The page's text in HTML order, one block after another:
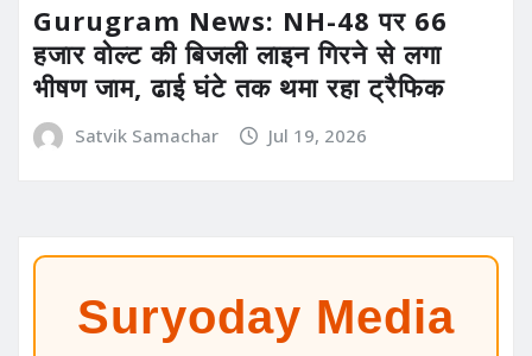
Gurugram News: NH-48 पर 66
हजार वोल्ट की बिजली लाइन गिरने से लगा
भीषण जाम, ढाई घंटे तक थमा रहा ट्रैफिक
Satvik Samachar Jul 19, 2026
Suryoday Media